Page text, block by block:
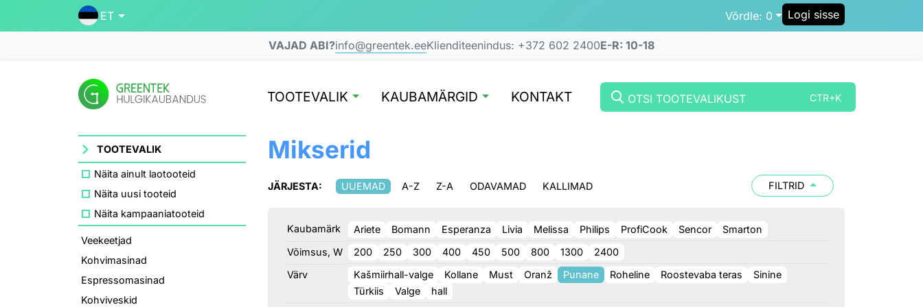
ET Võrdle: 0 Logi sisse
VAJAD ABI?info@greentek.eeKlienditeenindus: +372 602 2400E-R: 10-18
TOOTEVALIK KAUBAMÄRGID KONTAKT OTSI TOOTEVALIKUST CTR+K
TOOTEVALIK
Näita ainult laotooteid
Näita uusi tooteid
Näita kampaaniatooteid
Veekeetjad
Kohvimasinad
Espressomasinad
Kohviveskid
Mikserid
JÄRJESTA: UUEMAD A-Z Z-A ODAVAMAD KALLIMAD FILTRID
Kaubamärk Ariete Bomann Esperanza Livia Melissa Philips ProfiCook Sencor
Smarton
Võimsus, W
200 250 300 400 450 500 800 1300
2400
Värv
Kašmiirhall-valge Kollane Must Oranž Punane Roheline Roostevaba teras
Sinine
Türkiis
Valge
hall